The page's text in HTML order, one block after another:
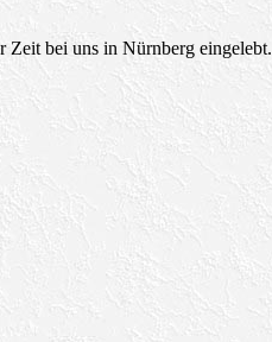
Zeit bei uns in Nürnberg eingelebt.